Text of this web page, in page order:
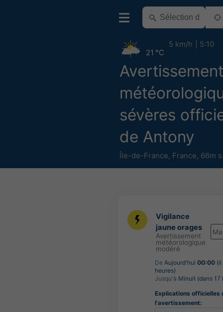
sévères
de Antony
Île-de-France, France, 66m
21 °C
5 km/h 5:10
Vigilance
jaune orages
Avertissement
météorologique
modéré
De Aujourd'hui 00:00 (il
heures)
Jusqu'à Minuit (dans 17
Explications officielles
l'avertissement: